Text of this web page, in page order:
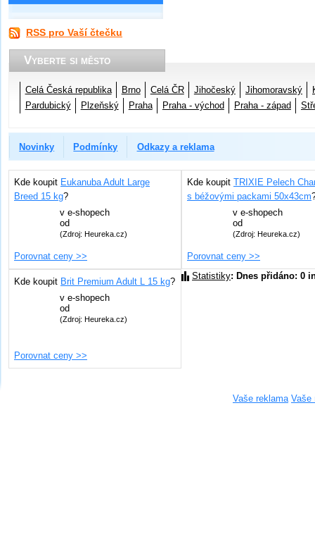
RSS pro Vaší čtečku
Vyberte si město
Celá Česká republika Brno Celá ČR Jihočeský Jihomoravský
Pardubický
Plzeňský Praha Praha - východ Praha - západ
Novinky Podmínky Odkazy a reklama
Kde koupit Eukanuba Adult Large
Breed 15 kg?
v e-shopech
od
(Zdroj: Heureka.cz)
Porovnat ceny >>
Kde koupit TRIXIE Pelech
s béžovými packami 50x43cm
v e-shopech
od
(Zdroj: Heureka.cz)
Porovnat ceny >>
Kde koupit Brit Premium Adult L 15 kg?
v e-shopech
od
(Zdroj: Heureka.cz)
Porovnat ceny >>
Statistiky: Dnes přidáno: 0
Vaše reklama Vaše